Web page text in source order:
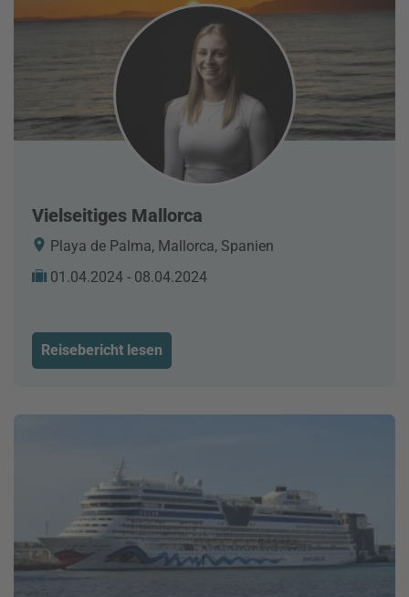
Vielseitiges Mallorca
Playa de Palma, Mallorca, Spanien
01.04.2024 - 08.04.2024
Reisebericht lesen